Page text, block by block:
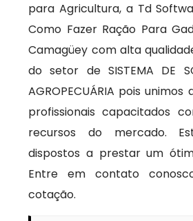
para Agricultura, a Td
Como Fazer Ração Para
Camagüey com alta
do setor de SISTEMA DE
AGROPECUÁRIA pois
profissionais capacitados
recursos do mercado.
dispostos a prestar um
Entre em contato
cotação.